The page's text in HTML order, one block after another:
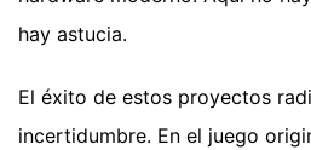
hay astucia.
El éxito de estos proyectos
incertidumbre. En el juego